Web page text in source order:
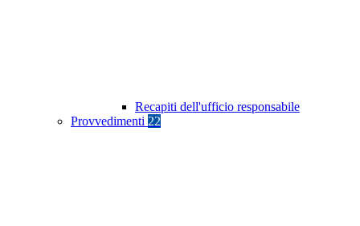
Recapiti dell'ufficio responsabile
Provvedimenti 22